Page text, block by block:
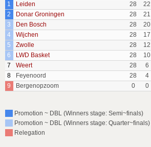
1
Leiden 28 22
2
Donar Groningen 28 21
3
Den Bosch 28 20
4
Wijchen 28 17
5
Zwolle 28 12
6
LWD Basket 28 10
7
Weert 28 6
8
Feyenoord 28 4
9
Bergenopzoom 0 0
Promotion ~ DBL (Winners stage: Semi~finals)
Promotion ~ DBL (Winners stage: Quarter~finals)
Relegation